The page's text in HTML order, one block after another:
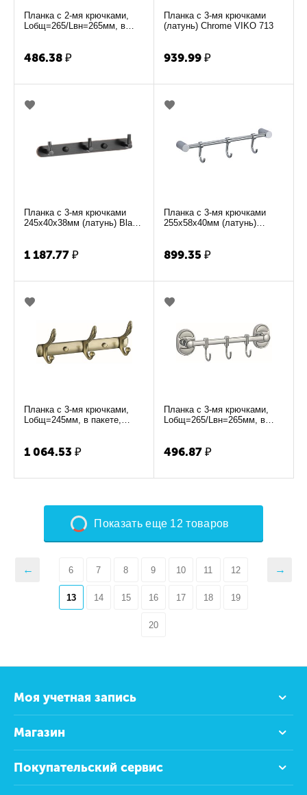
Планка с 2-мя крючками,
Lобщ=265/Lвн=265мм, в
486.38 ₽
Планка с 3-мя крючками
(латунь) Chrome VIKO 713
939.99 ₽
Планка с 3-мя крючками
245х40х38мм (латунь) Black
1 187.77 ₽
Планка с 3-мя крючками
255х58х40мм (латунь)
899.35 ₽
Планка с 3-мя крючками,
Lобщ=245мм, в пакете,
1 064.53 ₽
Планка с 3-мя крючками,
Lобщ=265/Lвн=265мм, в
496.87 ₽
Показать еще 12 товаров
6 7 8 9 10 11 12
13 14 15 16 17 18 19
20
Моя учетная запись
Магазин
Покупательский сервис